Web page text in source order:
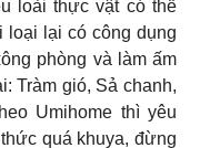
loài thực vật có thể
loại lại có công dụng
phòng và làm ấm
Tràm gió, Sả chanh,
Umihome thì yêu
quá khuya, đừng